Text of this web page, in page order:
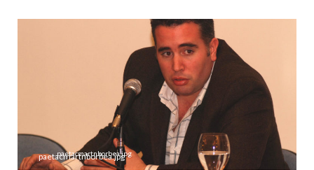
paetacmartnborbea.jpg